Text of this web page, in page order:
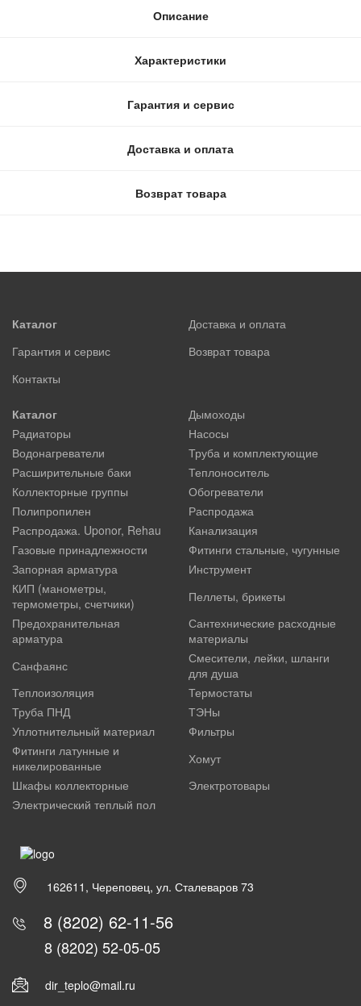
Описание
Характеристики
Гарантия и сервис
Доставка и оплата
Возврат товара
Каталог
Доставка и оплата
Гарантия и сервис
Возврат товара
Контакты
Каталог
Дымоходы
Радиаторы
Насосы
Водонагреватели
Труба и комплектующие
Расширительные баки
Теплоноситель
Коллекторные группы
Обогреватели
Полипропилен
Распродажа
Распродажа. Uponor, Rehau
Канализация
Газовые принадлежности
Фитинги стальные, чугунные
Запорная арматура
Инструмент
КИП (манометры,
термометры, счетчики)
Пеллеты, брикеты
Предохранительная
арматура
Сантехнические расходные
материалы
Санфаянс
Смесители, лейки, шланги
для душа
Теплоизоляция
Термостаты
Труба ПНД
ТЭНы
Уплотнительный материал
Фильтры
Фитинги латунные и
никелированные
Хомут
Шкафы коллекторные
Электротовары
Электрический теплый пол
162611, Череповец, ул. Сталеваров 73
8 (8202) 62-11-56
8 (8202) 52-05-05
dir_teplo@mail.ru